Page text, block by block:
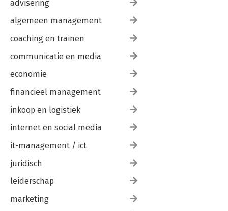
advisering
algemeen management
coaching en trainen
communicatie en media
economie
financieel management
inkoop en logistiek
internet en social media
it-management / ict
juridisch
leiderschap
marketing